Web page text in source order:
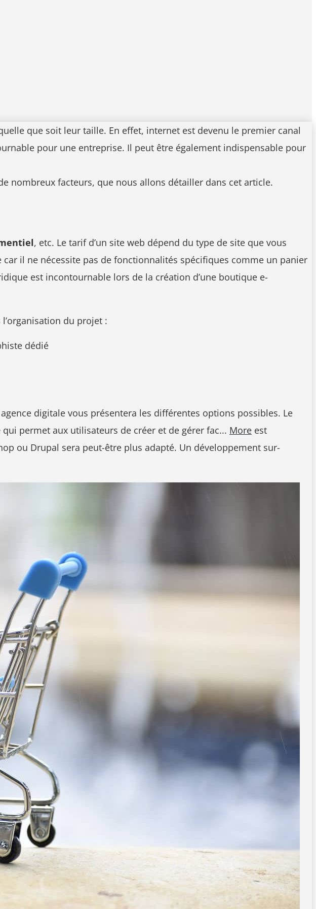
que soit leur taille. En effet, internet est devenu le premier canal
pour une entreprise. Il peut être également indispensable pour
nombreux facteurs, que nous allons détailler dans cet article.
, etc. Le tarif d’un site web dépend du type de site que vous
il ne nécessite pas de fonctionnalités spécifiques comme un panier
est incontournable lors de la création d’une boutique e-
du projet :
dédié
digitale vous présentera les différentes options possibles. Le
permet aux utilisateurs de créer et de gérer fac... More est
ou Drupal sera peut-être plus adapté. Un développement sur-